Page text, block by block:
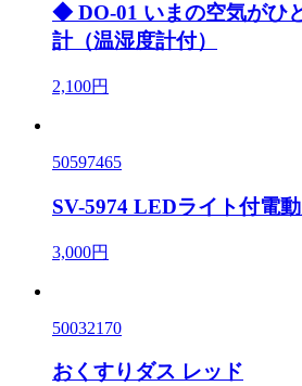
◆ DO-01 いまの空気がひ
計（温湿度計付）
2,100円
50597465
SV-5974 LEDライト付電
3,000円
50032170
おくすりダス レッド